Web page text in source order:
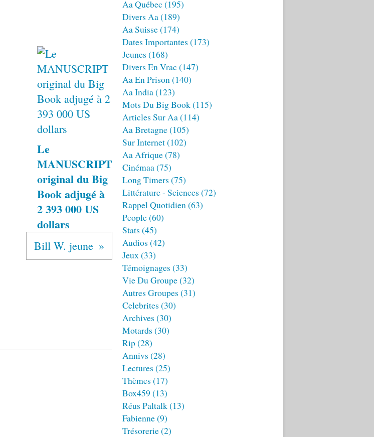
Le
MANUSCRIPT
original du Big
Book adjugé à
2 393 000 US
dollars
Bill W. jeune
Aa Québec (195)
Divers Aa(189)
Aa Suisse(174)
Dates Importantes (173)
Jeunes (168)
Divers En Vrac (147)
Aa En Prison(140)
Aa India(123)
Mots Du Big Book(115)
Articles Sur Aa(114)
Aa Bretagne(105)
Sur Internet(102)
Aa Afrique(78)
Cinémaa(75)
Long Timers (75)
Littérature - Sciences (72)
Rappel Quotidien(63)
People(60)
Stats (45)
Audios (42)
Jeux(33)
Témoignages (33)
Vie Du Groupe(32)
Autres Groupes (31)
Celebrites (30)
Archives (30)
Motards (30)
Rip(28)
Annivs (28)
Lectures (25)
Thèmes (17)
Box459 (13)
Réus Paltalk(13)
Fabienne(9)
Trésorerie(2)